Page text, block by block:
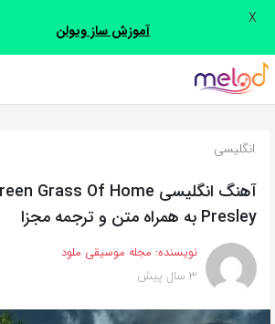
اشتراک
با
روش‌های
زیر
این
صفحه
را
انگلیسی
Presley به همراه متن و ترجمه مجزا
نویسنده: مجله موسیقی ملود
3 سال پیش
آموزش ساز ویولن
X